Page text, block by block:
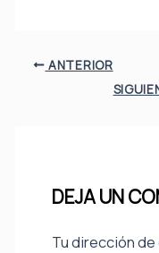
ANTERIOR
DEJA UN
Tu dirección